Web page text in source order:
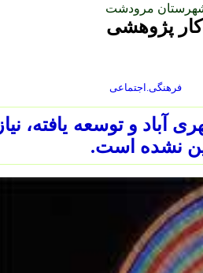
شهرستان مرودشت
پژوهشى
فرهنگی.اجتماعی
و توسعه يافته، نياز
نشده است.